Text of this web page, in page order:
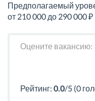
Предполагаемый
от 210 000 до 290 000 ₽
Оцените вакансию:
Рейтинг: 0.0/5 (0